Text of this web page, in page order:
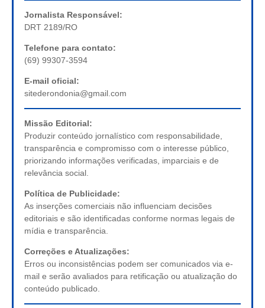
Jornalista Responsável:
DRT 2189/RO
Telefone para contato:
(69) 99307-3594
E-mail oficial:
sitederondonia@gmail.com
Missão Editorial:
Produzir conteúdo jornalístico com responsabilidade,
transparência e compromisso com o interesse público,
priorizando informações verificadas, imparciais e de
relevância social.
Política de Publicidade:
As inserções comerciais não influenciam decisões
editoriais e são identificadas conforme normas legais de
mídia e transparência.
Correções e Atualizações:
Erros ou inconsistências podem ser comunicados via e-
mail e serão avaliados para retificação ou atualização do
conteúdo publicado.